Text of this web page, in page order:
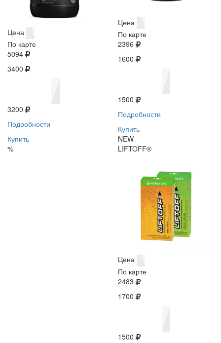
Цена
По карте
5094
3400
3200
Подробности
Купить
%
Цена
По карте
2396
1600
1500
Подробности
Купить
NEW
LIFTOFF®
Цена
По карте
2483
1700
1500